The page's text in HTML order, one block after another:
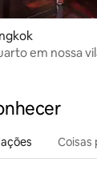
em nossa
Coisas